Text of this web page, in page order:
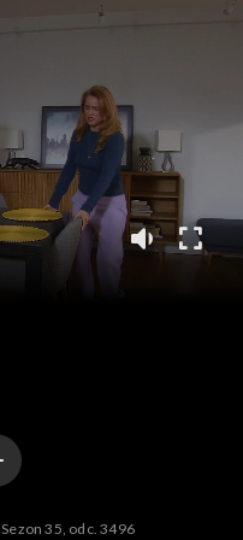
Sezon 35, odc. 3496